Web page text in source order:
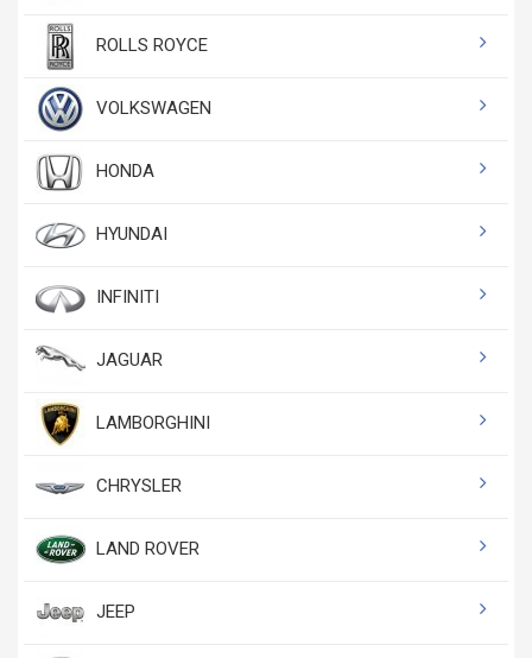
ROLLS ROYCE
VOLKSWAGEN
HONDA
HYUNDAI
INFINITI
JAGUAR
LAMBORGHINI
CHRYSLER
LAND ROVER
JEEP